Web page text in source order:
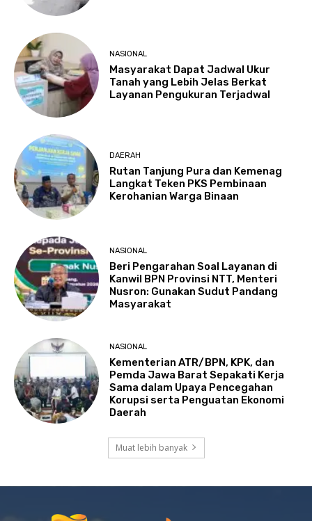
NASIONAL
Masyarakat Dapat Jadwal Ukur
Tanah yang Lebih Jelas Berkat
Layanan Pengukuran Terjadwal
DAERAH
Rutan Tanjung Pura dan Kemenag
Langkat Teken PKS Pembinaan
Kerohanian Warga Binaan
NASIONAL
Beri Pengarahan Soal Layanan di
Kanwil BPN Provinsi NTT, Menteri
Nusron: Gunakan Sudut Pandang
Masyarakat
NASIONAL
Kementerian ATR/BPN, KPK, dan
Pemda Jawa Barat Sepakati Kerja
Sama dalam Upaya Pencegahan
Korupsi serta Penguatan Ekonomi
Daerah
Muat lebih banyak